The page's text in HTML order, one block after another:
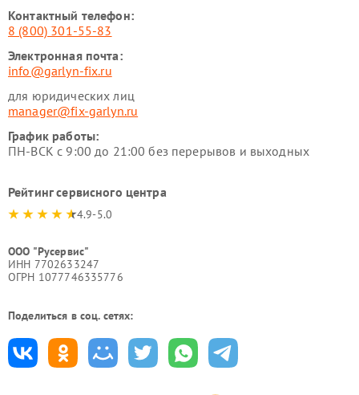
Контактный телефон:
8 (800) 301-55-83
Электронная почта:
info@garlyn-fix.ru
для юридических лиц
manager@fix-garlyn.ru
График работы:
ПН-ВСК с 9:00 до 21:00 без перерывов и выходных
Рейтинг сервисного центра
4.9-5.0
ООО "Русервис"
ИНН 7702633247
ОГРН 1077746335776
Поделиться в соц. сетях: